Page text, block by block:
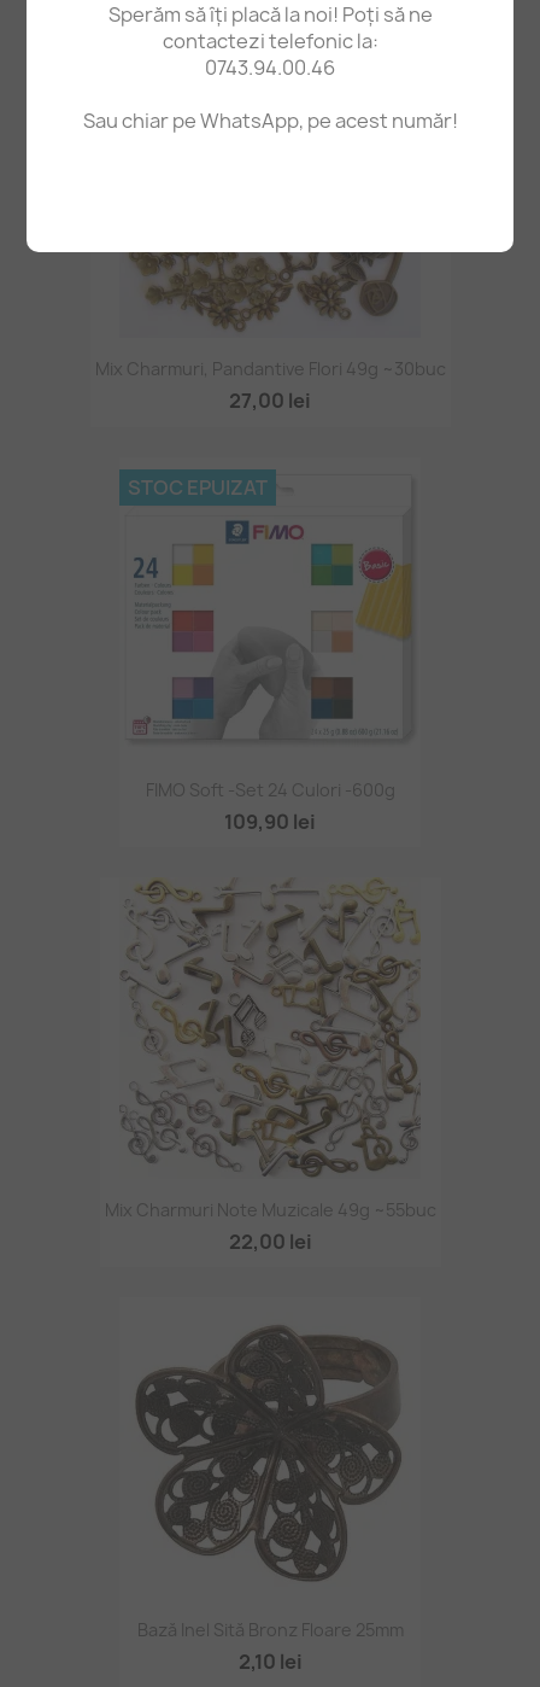
Sperăm să îți placă la noi! Poți să ne
contactezi telefonic la:
0743.94.00.46
Sau chiar pe WhatsApp, pe acest număr!
Mix Charmuri, Pandantive Flori 49g ~30buc
27,00 lei
FIMO Soft -set 24 Culori -600g
109,90 lei
STOC EPUIZAT
Mix Charmuri Note Muzicale 49g ~55buc
22,00 lei
Bază Inel Sită Bronz Floare 25mm
2,10 lei